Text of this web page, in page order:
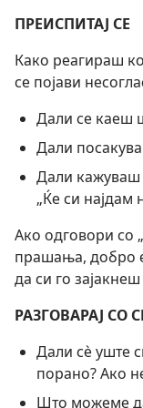
ПРЕИСПИТАЈ СЕ
Како реагираш
се појави
Дали се каеш
Дали
Дали кажуваш
„Ќе си најдам
Ако одговори со
прашања, добро
да си го
РАЗГОВАРАЈ СО
Дали сѐ уште
порано? Ако
Што можеме